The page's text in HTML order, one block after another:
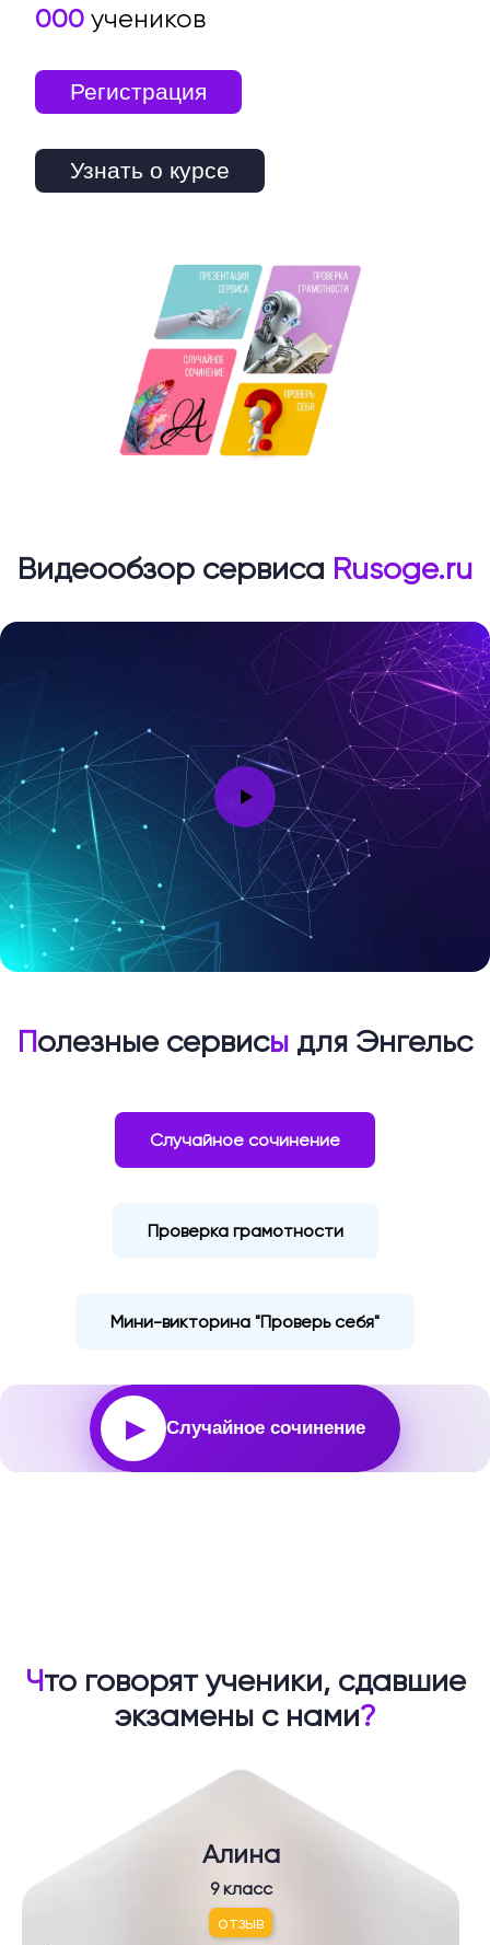
000 учеников
Регистрация
Узнать о курсе
Видеообзор сервиса Rusoge.ru
Полезные сервисы для Энгельс
Случайное сочинение
Проверка грамотности
Мини-викторина "Проверь себя"
▶ Случайное сочинение
Что говорят ученики, сдавшие
экзамены с нами?
Алина
9 класс
отзыв